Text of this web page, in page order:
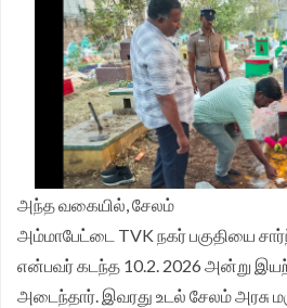
அந்த வகையில், சேலம்
அம்மாபேட்டை TVK நகர் பகுதியை
என்பவர் கடந்த 10.2. 2026 அன்று
அடைந்தார். இவரது உடல் சேலம் அரசு